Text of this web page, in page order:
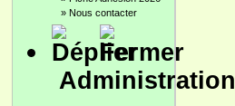
» Nous contacter
Administration